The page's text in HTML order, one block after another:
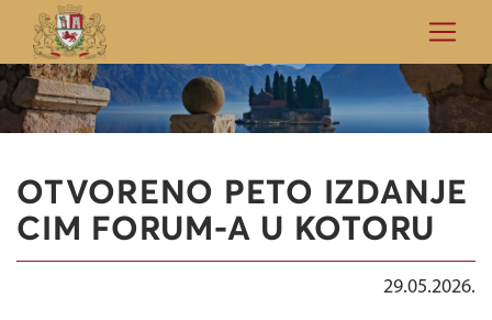
OTVORENO PETO IZDANJE
CIM FORUM-A U KOTORU
29.05.2026.